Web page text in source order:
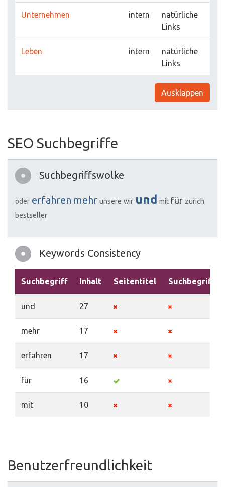
Unternehmen intern
natürliche
Links
Leben intern
natürliche
Links
Ausklappen
SEO Suchbegriffe
Suchbegriffswolke
oder erfahren mehr unsere wir und mit für zurich
bestseller
Keywords Consistency
Suchbegriff Inhalt Seitentitel Suchbegriffe
und 27
mehr 17
erfahren 17
für 16
mit 10
Benutzerfreundlichkeit